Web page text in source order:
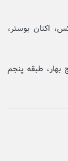
اکتان بوستر،
بهار، طبقه پنجم